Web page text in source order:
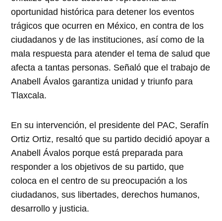
oportunidad histórica para detener los eventos
trágicos que ocurren en México, en contra de los
ciudadanos y de las instituciones, así como de la
mala respuesta para atender el tema de salud que
afecta a tantas personas. Señaló que el trabajo de
Anabell Ávalos garantiza unidad y triunfo para
Tlaxcala.
En su intervención, el presidente del PAC, Serafín
Ortiz Ortiz, resaltó que su partido decidió apoyar a
Anabell Ávalos porque está preparada para
responder a los objetivos de su partido, que
coloca en el centro de su preocupación a los
ciudadanos, sus libertades, derechos humanos,
desarrollo y justicia.